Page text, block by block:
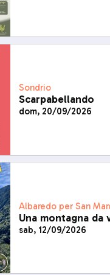
Sondrio
Scarpabellando
dom, 20/09/2026
Albaredo per San
Una montagna da
sab, 12/09/2026